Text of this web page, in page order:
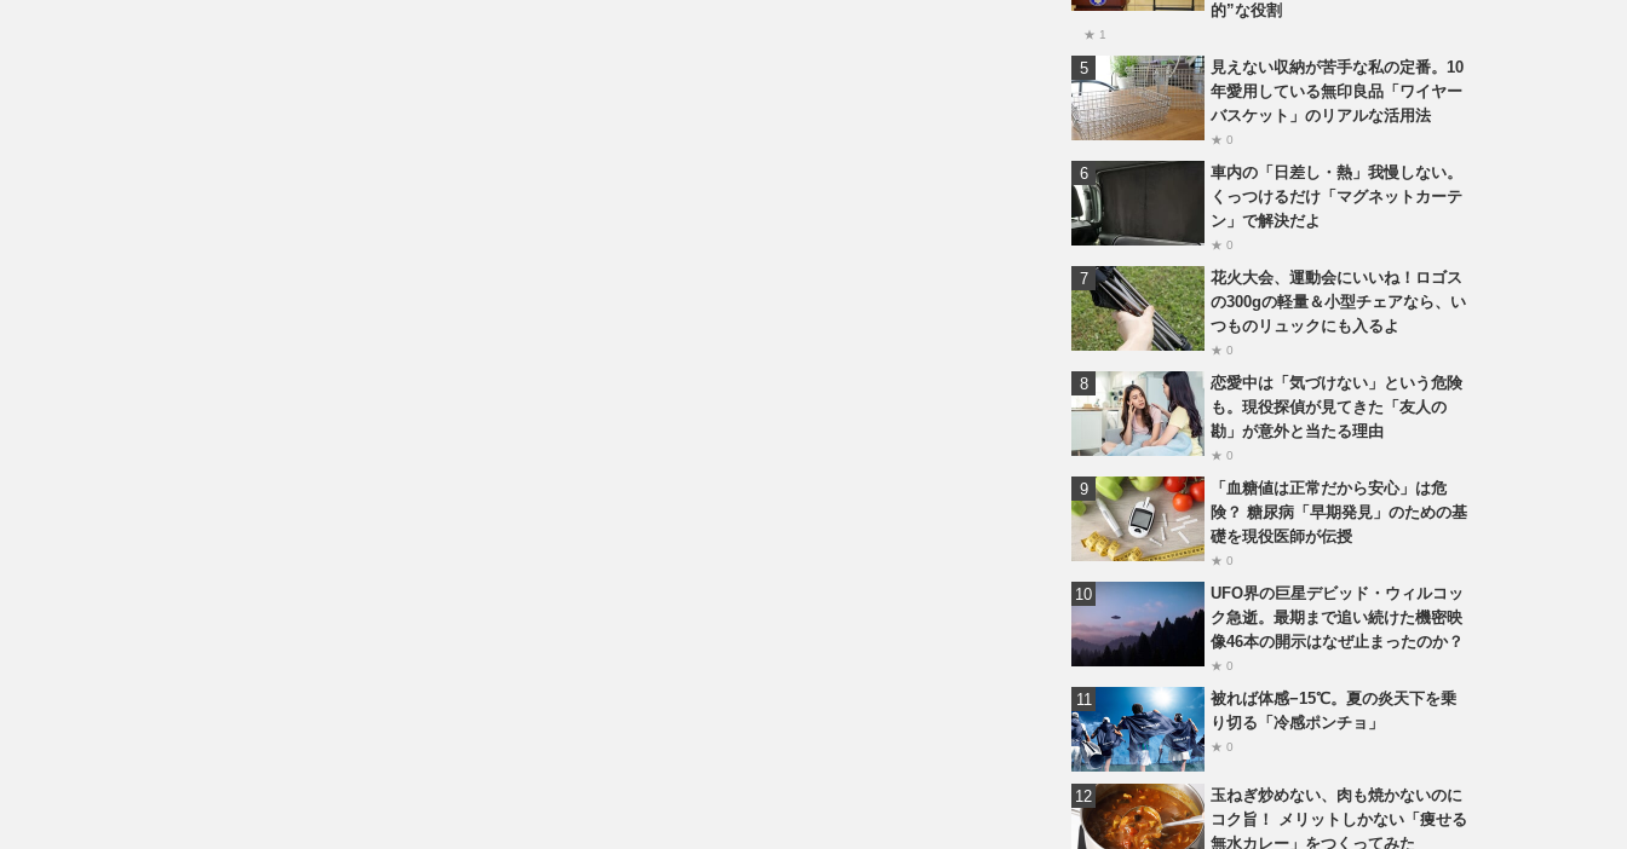
的”な役割
★ 1
見えない収納が苦手な私の定番。10
年愛用している無印良品「ワイヤー
バスケット」のリアルな活用法
★ 0
車内の「日差し・熱」我慢しない。
くっつけるだけ「マグネットカーテ
ン」で解決だよ
★ 0
花火大会、運動会にいいね！ロゴス
の300gの軽量＆小型チェアなら、い
つものリュックにも入るよ
★ 0
恋愛中は「気づけない」という危険
も。現役探偵が見てきた「友人の
勘」が意外と当たる理由
★ 0
「血糖値は正常だから安心」は危
険？ 糖尿病「早期発見」のための基
礎を現役医師が伝授
★ 0
UFO界の巨星デビッド・ウィルコッ
ク急逝。最期まで追い続けた機密映
像46本の開示はなぜ止まったのか？
★ 0
被れば体感−15℃。夏の炎天下を乗
り切る「冷感ポンチョ」
★ 0
玉ねぎ炒めない、肉も焼かないのに
コク旨！ メリットしかない「痩せる
無水カレー」をつくってみた